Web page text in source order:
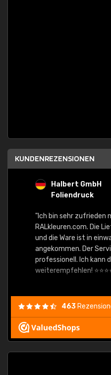
KUNDENREZENSIONEN
Halbert GmbH
Foliendruck
"Ich bin sehr zufrieden
RALkleuren.com. Die
und die Ware ist in
angekommen. Der
professionell. Ich kann
weiterempfehlen!
463